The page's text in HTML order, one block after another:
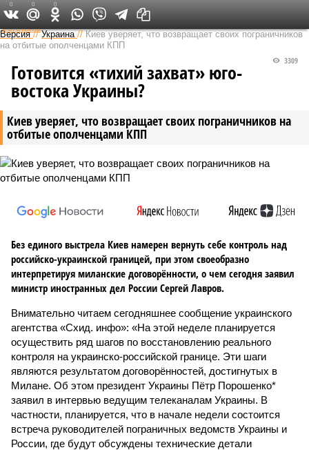
Федеральный выпуск
Версия //Украина //Киев уверяет, что возвращает своих пограничников
на отбитые ополченцами КПП
Киев уверяет, что возвращает своих пограничников на
отбитые ополченцами КПП
3309
Готовится «тихий захват» юго-
востока Украины?
Без единого выстрела Киев намерен вернуть себе контроль над
российско-украинской границей, при этом своеобразно
интерпретируя миланские договорённости, о чем сегодня заявил
министр иностранных дел России Сергей Лавров.
Внимательно читаем сегодняшнее сообщение украинского
агентства «Схид. инфо»: «На этой неделе планируется
осуществить ряд шагов по восстановлению реального
контроля на украинско-российской границе. Эти шаги
являются результатом договорённостей, достигнутых в
Милане. Об этом президент Украины Пётр Порошенко*
заявил в интервью ведущим телеканалам Украины. В
частности, планируется, что в начале недели состоится
встреча руководителей пограничных ведомств Украины и
России, где будут обсуждены технические детали
0 0 0